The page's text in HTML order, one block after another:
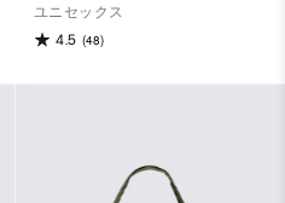
ユニセックス
4.5 (48)